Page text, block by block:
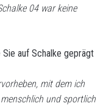
04 war keine
auf Schalke geprägt
mit dem ich
und sportlich